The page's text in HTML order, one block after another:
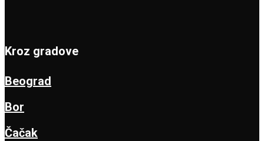
Kroz gradove
Beograd
Bor
Čačak